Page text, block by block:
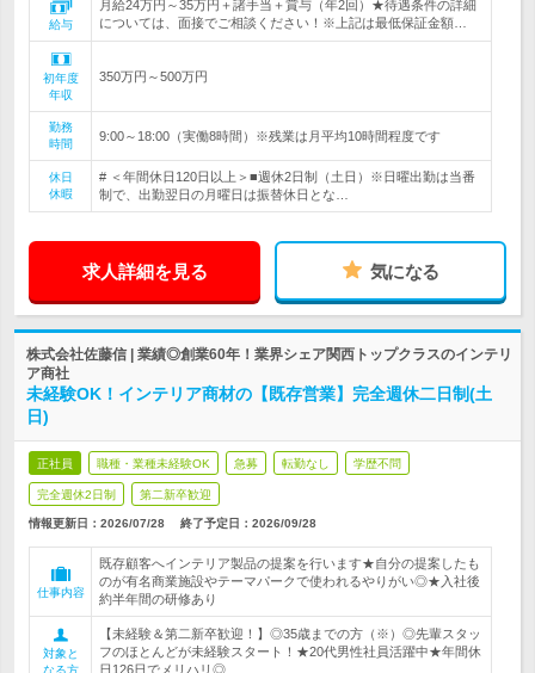
給与
月給24万円～35万円＋諸手当＋賞与（年2回）★待遇条件の詳細
については、面接でご相談ください！※上記は最低保証金額…
初年度
年収
350万円～500万円
勤務
時間
9:00～18:00（実働8時間）※残業は月平均10時間程度です
休日
休暇
# ＜年間休日120日以上＞■週休2日制（土日）※日曜出勤は当番
制で、出勤翌日の月曜日は振替休日とな…
求人詳細を見る 気になる
株式会社佐藤信 | 業績◎創業60年！業界シェア関西トップクラスのインテリ
ア商社
未経験OK！インテリア商材の【既存営業】完全週休二日制(土
日)
正社員 職種・業種未経験OK 急募 転勤なし 学歴不問
完全週休2日制 第二新卒歓迎
情報更新日：2026/07/28 終了予定日： 2026/09/28
仕事内容
既存顧客へインテリア製品の提案を行います★自分の提案したも
のが有名商業施設やテーマパークで使われるやりがい◎★入社後
約半年間の研修あり
対象と
なる方
【未経験＆第二新卒歓迎！】◎35歳までの方（※）◎先輩スタッ
フのほとんどが未経験スタート！★20代男性社員活躍中★年間休
日126日でメリハリ◎